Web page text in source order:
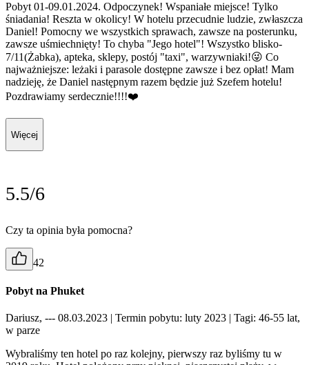
Pobyt 01-09.01.2024. Odpoczynek! Wspaniałe miejsce! Tylko
śniadania! Reszta w okolicy! W hotelu przecudnie ludzie, zwłaszcza
Daniel! Pomocny we wszystkich sprawach, zawsze na posterunku,
zawsze uśmiechnięty! To chyba "Jego hotel"! Wszystko blisko-
7/11(Żabka), apteka, sklepy, postój "taxi", warzywniaki!😜 Co
najważniejsze: leżaki i parasole dostępne zawsze i bez opłat! Mam
nadzieję, że Daniel następnym razem będzie już Szefem hotelu!
Pozdrawiamy serdecznie!!!!❤️
Więcej
5.5/6
Czy ta opinia była pomocna?
42
Pobyt na Phuket
Dariusz, --- 08.03.2023 | Termin pobytu: luty 2023 | Tagi: 46-55 lat,
w parze
Wybraliśmy ten hotel po raz kolejny, pierwszy raz byliśmy tu w